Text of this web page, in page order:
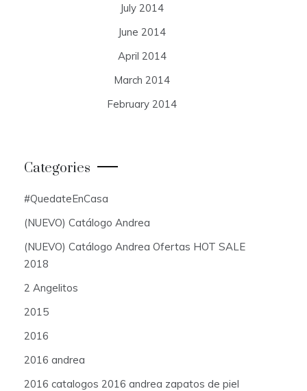
July 2014
June 2014
April 2014
March 2014
February 2014
Categories
#QuedateEnCasa
(NUEVO) Catálogo Andrea
(NUEVO) Catálogo Andrea Ofertas HOT SALE
2018
2 Angelitos
2015
2016
2016 andrea
2016 catalogos 2016 andrea zapatos de piel